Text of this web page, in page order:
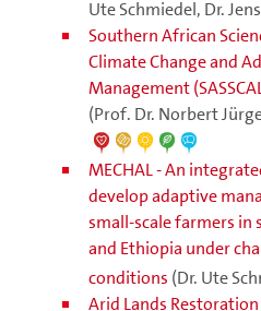
Ute Schmiedel, Dr.
Southern African
Climate Change and
Management
(Prof. Dr. Norbert
MECHAL - An
develop adaptive
small-scale farmers in
and Ethiopia under
conditions (Dr. Ute
Arid Lands